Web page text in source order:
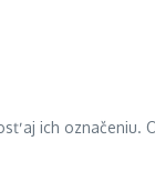
aj ich označeniu.